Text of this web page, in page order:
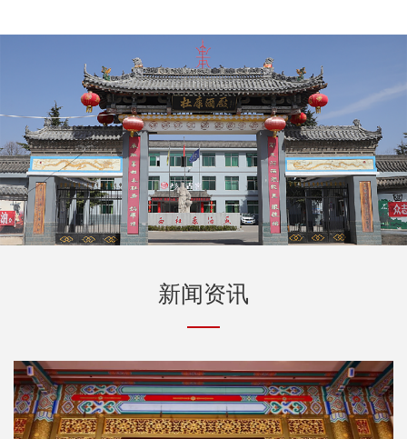
产品领域的同时，也提升了白水杜康的品牌知名度。
新闻资讯